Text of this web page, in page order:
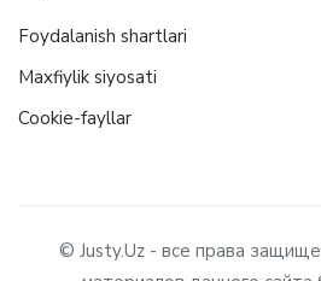
Foydalanish shartlari
Maxfiylik siyosati
Cookie-fayllar
© Justy.Uz - все права